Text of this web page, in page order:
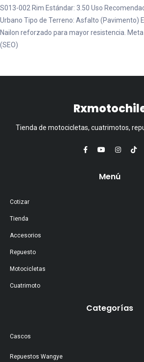
S013-002 Rim Estándar: 3.50 Uso
Urbano Tipo de Terreno: Asfalto (Pavimento)
Nailon reforzado para mayor resistencia.
(SEO)
Tienda de motocicletas, cuatrimotos,
Menú
Cotizar
Tienda
Accesorios
Repuesto
Motocicletas
Cuatrimoto
Categorías
Cascos
Repuestos Wangye